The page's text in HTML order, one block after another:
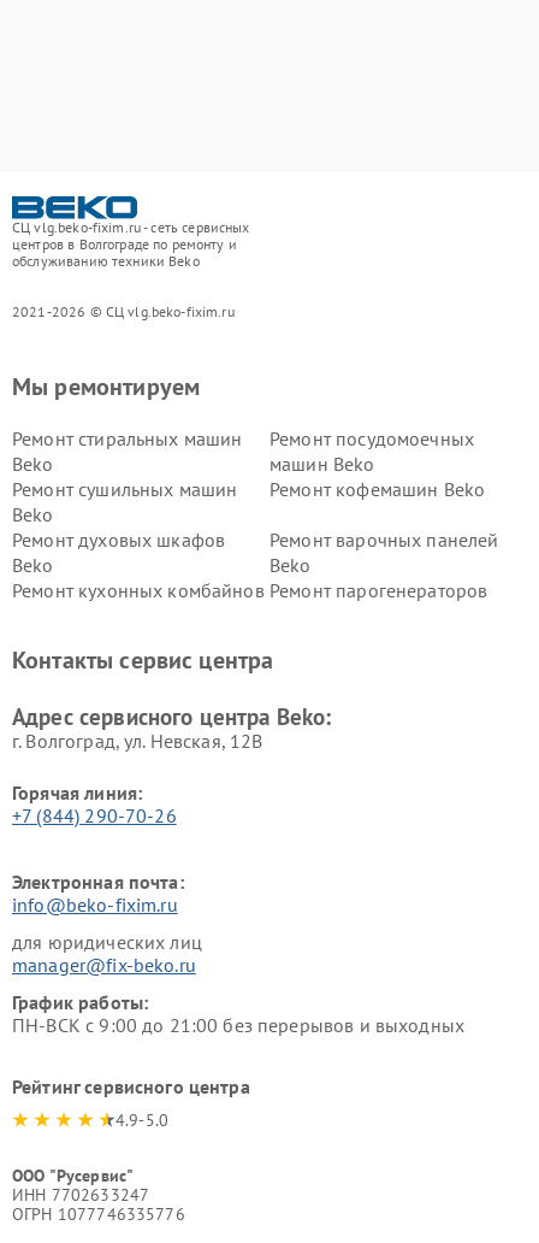
СЦ vlg.beko-fixim.ru - сеть сервисных
центров в Волгограде по ремонту и
обслуживанию техники Beko
2021-2026 © СЦ vlg.beko-fixim.ru
Мы ремонтируем
Ремонт стиральных машин
Beko
Ремонт посудомоечных
машин Beko
Ремонт сушильных машин
Beko
Ремонт кофемашин Beko
Ремонт духовых шкафов
Beko
Ремонт варочных панелей
Beko
Ремонт кухонных комбайнов Ремонт парогенераторов
Ремонт холодильников Beko Ремонт морозильных камер
Контакты сервис центра
Адрес сервисного центра Beko:
г. Волгоград, ул. Невская, 12В
Горячая линия:
+7 (844) 290-70-26
Электронная почта:
info@beko-fixim.ru
для юридических лиц
manager@fix-beko.ru
График работы:
ПН-ВСК с 9:00 до 21:00 без перерывов и выходных
Рейтинг сервисного центра
4.9-5.0
ООО "Русервис"
ИНН 7702633247
ОГРН 1077746335776